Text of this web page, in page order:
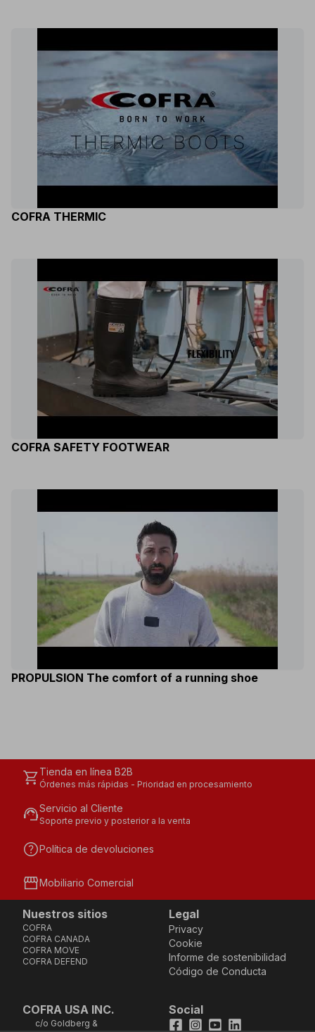
COFRA THERMIC
COFRA SAFETY FOOTWEAR
PROPULSION The comfort of a running shoe
shopping_cartTienda en línea B2B
Órdenes más rápidas - Prioridad en procesamiento
support_agentServicio al Cliente
Soporte previo y posterior a la venta
helpPolítica de devoluciones
storefrontMobiliario Comercial
Nuestros sitios
COFRA
COFRA CANADA
COFRA MOVE
COFRA DEFEND
Legal
Privacy
Cookie
Informe de sostenibilidad
Código de Conducta
COFRA USA INC.
c/o Goldberg &
Social
Facebook
Instagram
YoutubeLinkedIn